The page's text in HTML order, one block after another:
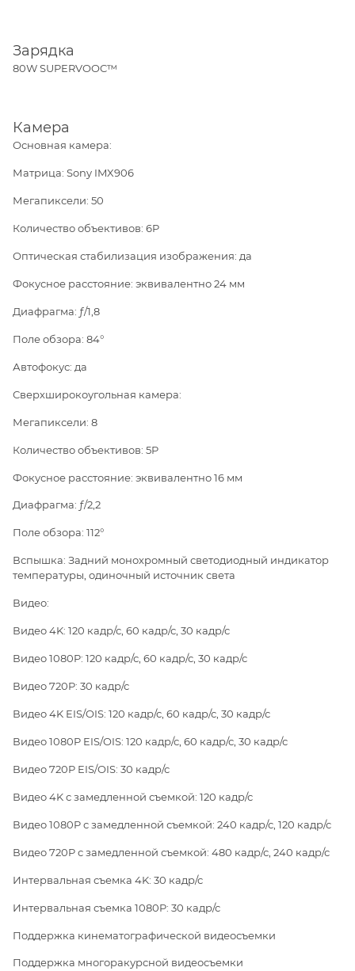
Зарядка
80W SUPERVOOC™
Камера
Основная камера:
Матрица: Sony IMX906
Мегапиксели: 50
Количество объективов: 6P
Оптическая стабилизация изображения: да
Фокусное расстояние: эквивалентно 24 мм
Диафрагма: ƒ/1,8
Поле обзора: 84°
Автофокус: да
Сверхширокоугольная камера:
Мегапиксели: 8
Количество объективов: 5P
Фокусное расстояние: эквивалентно 16 мм
Диафрагма: ƒ/2,2
Поле обзора: 112°
Вспышка: Задний монохромный светодиодный индикатор
температуры, одиночный источник света
Видео:
Видео 4K: 120 кадр/с, 60 кадр/с, 30 кадр/с
Видео 1080P: 120 кадр/с, 60 кадр/с, 30 кадр/с
Видео 720P: 30 кадр/с
Видео 4K EIS/OIS: 120 кадр/с, 60 кадр/с, 30 кадр/с
Видео 1080P EIS/OIS: 120 кадр/с, 60 кадр/с, 30 кадр/с
Видео 720P EIS/OIS: 30 кадр/с
Видео 4K с замедленной съемкой: 120 кадр/с
Видео 1080P с замедленной съемкой: 240 кадр/с, 120 кадр/с
Видео 720P с замедленной съемкой: 480 кадр/с, 240 кадр/с
Интервальная съемка 4K: 30 кадр/с
Интервальная съемка 1080P: 30 кадр/с
Поддержка кинематографической видеосъемки
Поддержка многоракурсной видеосъемки